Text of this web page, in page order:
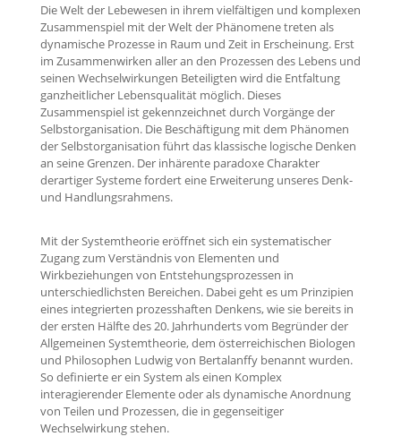
Die Welt der Lebewesen in ihrem vielfältigen und komplexen
Zusammenspiel mit der Welt der Phänomene treten als
dynamische Prozesse in Raum und Zeit in Erscheinung. Erst
im Zusammenwirken aller an den Prozessen des Lebens und
seinen Wechselwirkungen Beteiligten wird die Entfaltung
ganzheitlicher Lebensqualität möglich. Dieses
Zusammenspiel ist gekennzeichnet durch Vorgänge der
Selbstorganisation. Die Beschäftigung mit dem Phänomen
der Selbstorganisation führt das klassische logische Denken
an seine Grenzen. Der inhärente paradoxe Charakter
derartiger Systeme fordert eine Erweiterung unseres Denk-
und Handlungsrahmens.
Mit der Systemtheorie eröffnet sich ein systematischer
Zugang zum Verständnis von Elementen und
Wirkbeziehungen von Entstehungsprozessen in
unterschiedlichsten Bereichen. Dabei geht es um Prinzipien
eines integrierten prozesshaften Denkens, wie sie bereits in
der ersten Hälfte des 20. Jahrhunderts vom Begründer der
Allgemeinen Systemtheorie, dem österreichischen Biologen
und Philosophen Ludwig von Bertalanffy benannt wurden.
So definierte er ein System als einen Komplex
interagierender Elemente oder als dynamische Anordnung
von Teilen und Prozessen, die in gegenseitiger
Wechselwirkung stehen.